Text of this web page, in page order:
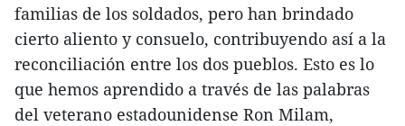
familias de los soldados, pero han brindado
cierto aliento y consuelo, contribuyendo así a la
reconciliación entre los dos pueblos. Esto es lo
que hemos aprendido a través de las palabras
del veterano estadounidense Ron Milam,